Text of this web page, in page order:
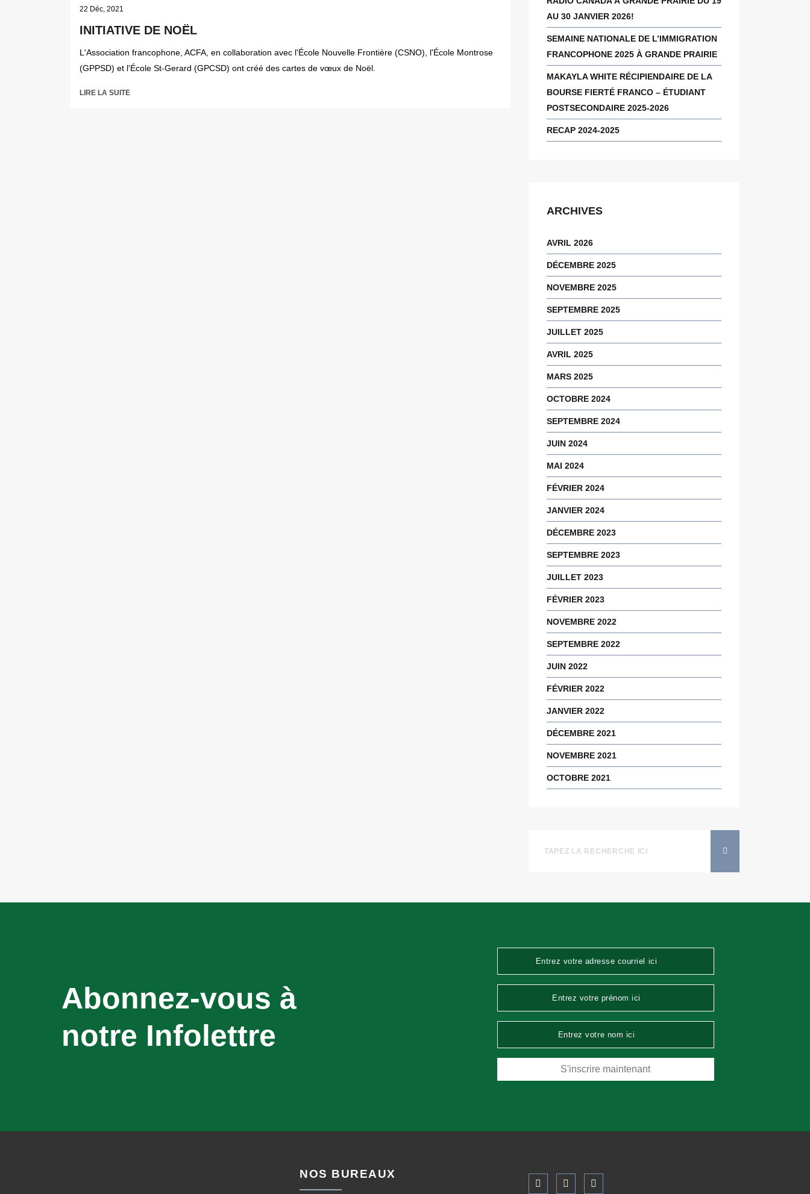
22 Déc, 2021
INITIATIVE DE NOËL
L'Association francophone, ACFA, en collaboration avec l'École Nouvelle Frontière (CSNO), l'École Montrose
(GPPSD) et l'École St-Gerard (GPCSD) ont créé des cartes de vœux de Noël.
LIRE LA SUITE
AU 30 JANVIER 2026!
SEMAINE NATIONALE DE L’IMMIGRATION
FRANCOPHONE 2025 À GRANDE PRAIRIE
MAKAYLA WHITE RÉCIPIENDAIRE DE LA
BOURSE FIERTÉ FRANCO – ÉTUDIANT
POSTSECONDAIRE 2025-2026
RECAP 2024-2025
ARCHIVES
AVRIL 2026
DÉCEMBRE 2025
NOVEMBRE 2025
SEPTEMBRE 2025
JUILLET 2025
AVRIL 2025
MARS 2025
OCTOBRE 2024
SEPTEMBRE 2024
JUIN 2024
MAI 2024
FÉVRIER 2024
JANVIER 2024
DÉCEMBRE 2023
SEPTEMBRE 2023
JUILLET 2023
FÉVRIER 2023
NOVEMBRE 2022
SEPTEMBRE 2022
JUIN 2022
FÉVRIER 2022
JANVIER 2022
DÉCEMBRE 2021
NOVEMBRE 2021
OCTOBRE 2021
Abonnez-vous à
notre Infolettre
S'inscrire maintenant
NOS BUREAUX